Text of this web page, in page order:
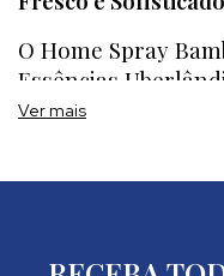
O Home Spray
Essências
praticidade e uma
Compacto e
Ver mais